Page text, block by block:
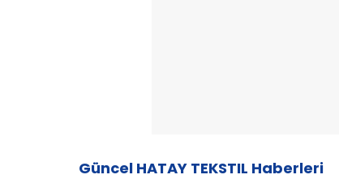
Güncel HATAY TEKSTIL Haberleri